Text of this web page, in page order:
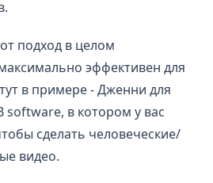
подход в целом
эффективен для
в примере - Дженни для
software, в котором у вас
сделать человеческие/
видео.